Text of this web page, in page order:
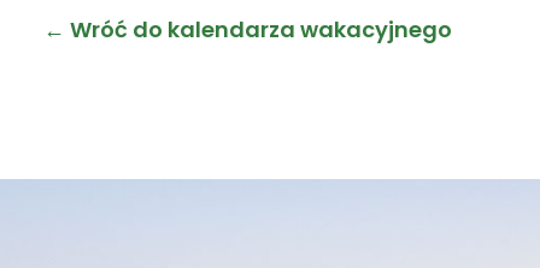
← Wróć do kalendarza wakacyjnego